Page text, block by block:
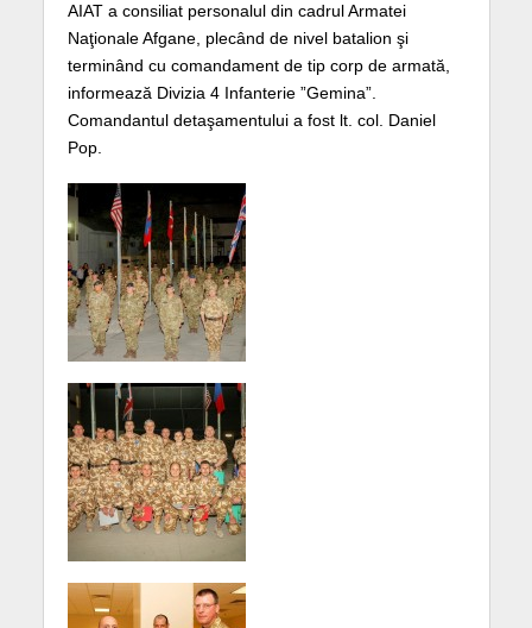
AIAT a consiliat personalul din cadrul Armatei
Naţionale Afgane, plecând de nivel batalion şi
terminând cu comandament de tip corp de armată,
informează Divizia 4 Infanterie ”Gemina”.
Comandantul detaşamentului a fost lt. col. Daniel
Pop.